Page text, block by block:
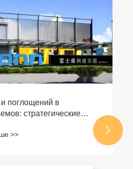
поглощений в
стратегические
развитие китайского
производства
>>
